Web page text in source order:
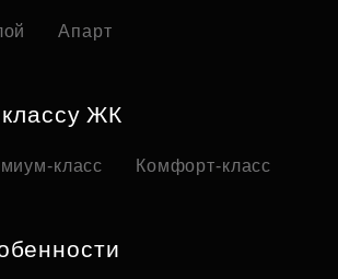
Апарт
ЖК
класс Комфорт-класс